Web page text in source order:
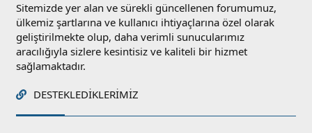
Sitemizde yer alan ve sürekli güncellenen forumumuz,
ülkemiz şartlarına ve kullanıcı ihtiyaçlarına özel olarak
geliştirilmekte olup, daha verimli sunucularımız
aracılığıyla sizlere kesintisiz ve kaliteli bir hizmet
sağlamaktadır.
DESTEKLEDIKLERIMIZ